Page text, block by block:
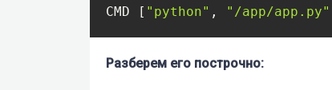
CMD [ "python" , "/app/app.py"
Разберем его построчно: